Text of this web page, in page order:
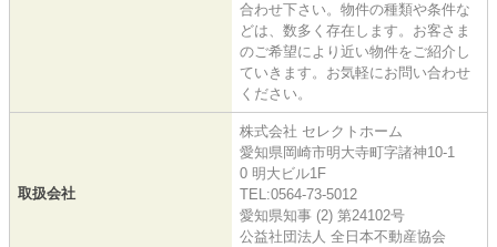
合わせ下さい。物件の種類や条件な
どは、数多く存在します。お客さま
のご希望により近い物件をご紹介し
ていきます。お気軽にお問い合わせ
ください。
取扱会社
株式会社 セレクトホーム
愛知県岡崎市明大寺町字諸神10-1
0 明大ビル1F
TEL:0564-73-5012
愛知県知事 (2) 第24102号
公益社団法人 全日本不動産協会